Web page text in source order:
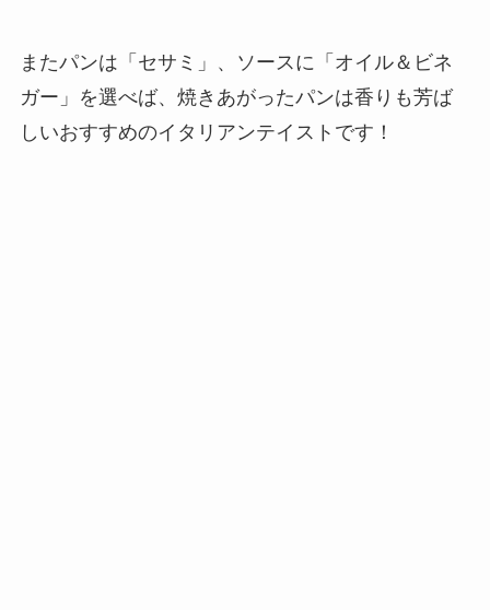
またパンは「セサミ」、ソースに「オイル＆ビネ
ガー」を選べば、焼きあがったパンは香りも芳ば
しいおすすめのイタリアンテイストです！